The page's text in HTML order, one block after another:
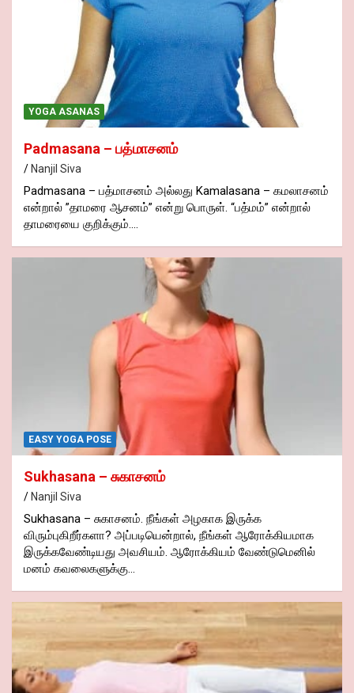
YOGA ASANAS
Padmasana – பத்மாசனம்
Nanjil Siva
Padmasana – பத்மாசனம் அல்லது Kamalasana – கமலாசனம்
என்றால் ”தாமரை ஆசனம்” என்று பொருள். “பத்மம்” என்றால்
தாமரையை குறிக்கும்.…
EASY YOGA POSE
Sukhasana – சுகாசனம்
Nanjil Siva
Sukhasana – சுகாசனம். நீங்கள் அழகாக இருக்க
விரும்புகிறீர்களா? அப்படியென்றால், நீங்கள் ஆரோக்கியமாக
இருக்கவேண்டியது அவசியம். ஆரோக்கியம் வேண்டுமெனில்
மனம் கவலைகளுக்கு…